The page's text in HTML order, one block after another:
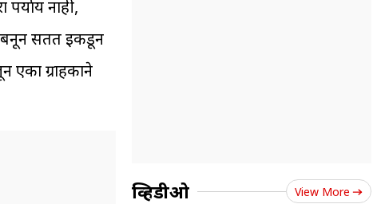
नाही,
बनून सतत इकडून
एका ग्राहकाने
व्हिडीओ View More